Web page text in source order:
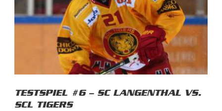
TESTSPIEL #6 – SC LANGENTHAL VS.
SCL TIGERS